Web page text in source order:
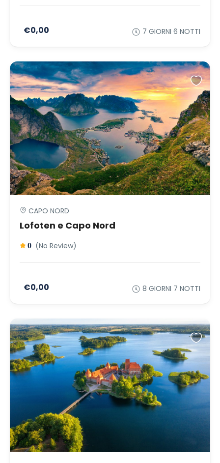
€0,00 7 GIORNI 6 NOTTI
CAPO NORD
Lofoten e Capo Nord
0 (No Review)
€0,00 8 GIORNI 7 NOTTI